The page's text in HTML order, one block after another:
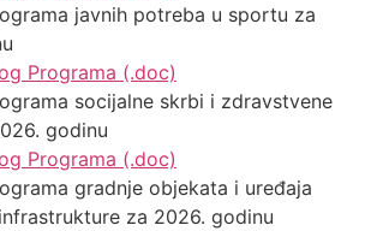
javnih potreba u sportu za
Programa (.doc)
socijalne skrbi i zdravstvene
godinu
Programa (.doc)
gradnje objekata i uređaja
za 2026. godinu